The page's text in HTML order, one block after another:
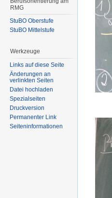
RMG
StuBO Oberstufe
StuBO Mittelstufe
Werkzeuge
Links auf diese Seite
Änderungen an
verlinkten Seiten
Datei hochladen
Spezialseiten
Druckversion
Permanenter Link
Seiteninformationen